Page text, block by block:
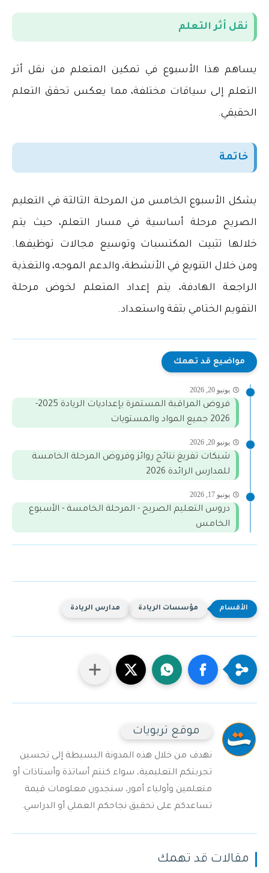
نقل أثر التعلم
يساهم هذا الأسبوع في تمكين المتعلم من نقل أثر
التعلم إلى سياقات مختلفة، مما يعكس تحقق التعلم
الحقيقي.
خاتمة
يشكل الأسبوع الخامس من المرحلة الثالثة في التعليم
الصريح مرحلة أساسية في مسار التعلم، حيث يتم
خلالها تثبيت المكتسبات وتوسيع مجالات توظيفها.
ومن خلال التنويع في الأنشطة، والدعم الموجه، والتغذية
الراجعة الهادفة، يتم إعداد المتعلم لخوض مرحلة
التقويم الختامي بثقة واستعداد.
مواضيع قد تهمك
يونيو 20, 2026
فروض المراقبة المستمرة بإعداديات الريادة 2025-
2026 جميع المواد والمستويات
يونيو 20, 2026
شبكات تفريغ نتائج روائز وفروض المرحلة الخامسة
للمدارس الرائدة 2026
يونيو 17, 2026
دروس التعليم الصريح - المرحلة الخامسة - الأسبوع
الخامس
مؤسسات الريادة مدارس الريادة
موقع تربويات
نهدف من خلال هذه المدونة البسيطة إلى تحسين
تجربتكم التعليمية، سواء كنتم أساتذة وأستاذات أو
متعلمين وأولياء أمور، ستجدون معلومات قيمة
تساعدكم على تحقيق نجاحكم العملي أو الدراسي.
مقالات قد تهمك